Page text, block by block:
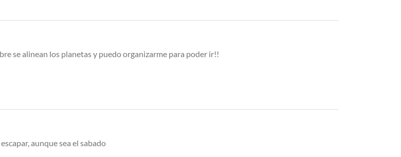
se alinean los planetas y puedo organizarme para poder ir!!
aunque sea el sabado